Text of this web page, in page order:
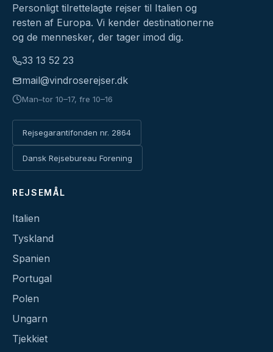
Personligt tilrettelagte rejser til Italien og
resten af Europa. Vi kender destinationerne
og de mennesker, der tager imod dig.
33 13 52 23
mail@vindroserejser.dk
Man–tor 10–17, fre 10–16
Rejsegarantifonden nr. 2864
Dansk Rejsebureau Forening
REJSEMÅL
Italien
Tyskland
Spanien
Portugal
Polen
Ungarn
Tjekkiet